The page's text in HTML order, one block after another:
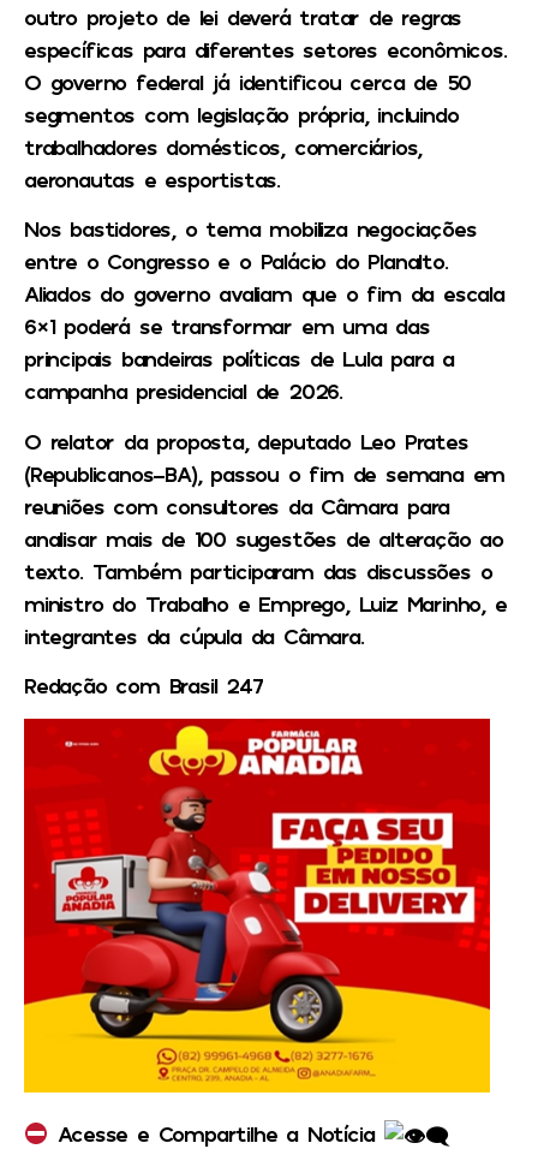
outro projeto de lei deverá tratar de regras
específicas para diferentes setores econômicos.
O governo federal já identificou cerca de 50
segmentos com legislação própria, incluindo
trabalhadores domésticos, comerciários,
aeronautas e esportistas.
Nos bastidores, o tema mobiliza negociações
entre o Congresso e o Palácio do Planalto.
Aliados do governo avaliam que o fim da escala
6×1 poderá se transformar em uma das
principais bandeiras políticas de Lula para a
campanha presidencial de 2026.
O relator da proposta, deputado Leo Prates
(Republicanos-BA), passou o fim de semana em
reuniões com consultores da Câmara para
analisar mais de 100 sugestões de alteração ao
texto. Também participaram das discussões o
ministro do Trabalho e Emprego, Luiz Marinho, e
integrantes da cúpula da Câmara.
Redação com Brasil 247
Acesse e Compartilhe a Notícia